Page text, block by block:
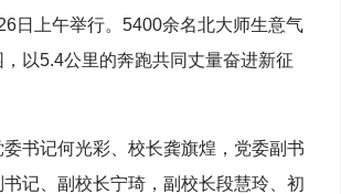
日上午举行。5400余名北大师生意气
以5.4公里的奔跑共同丈量奋进新征
书记何光彩、校长龚旗煌，党委副书
记、副校长宁琦，副校长段慧玲、初